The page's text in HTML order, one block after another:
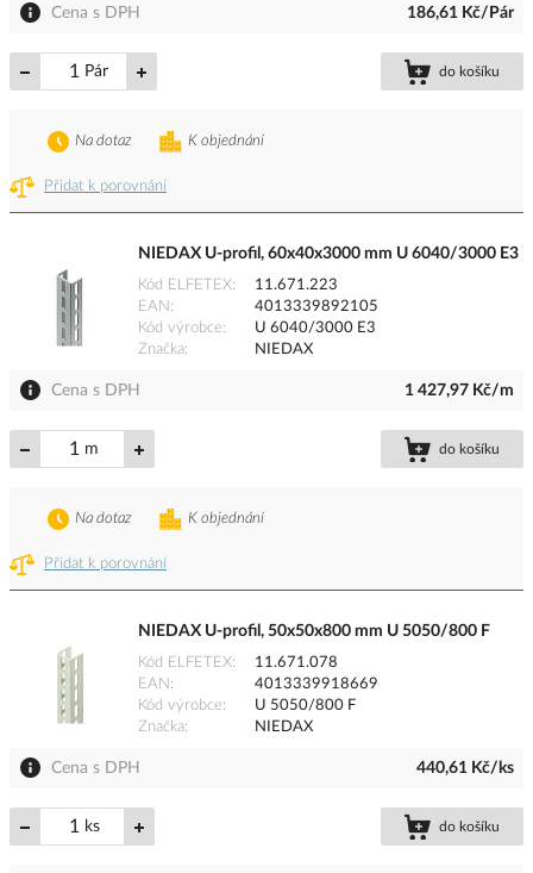
Cena s DPH 186,61 Kč/Pár
Pár do košíku
Přidat k porovnání
K objednání
Na dotaz
NIEDAX U-profil, 60x40x3000 mm U 6040/3000 E3
Kód ELFETEX
11.671.223
EAN
4013339892105
Kód výrobce
U 6040/3000 E3
Značka
NIEDAX
Cena s DPH 1 427,97 Kč/m
m do košíku
Přidat k porovnání
K objednání
Na dotaz
NIEDAX U-profil, 50x50x800 mm U 5050/800 F
Kód ELFETEX
11.671.078
EAN
4013339918669
Kód výrobce
U 5050/800 F
Značka
NIEDAX
Cena s DPH 440,61 Kč/ks
ks do košíku